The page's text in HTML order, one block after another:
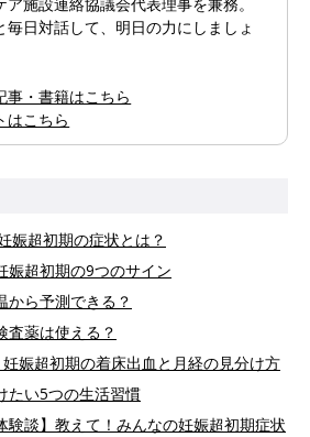
毎日対話して、明日の力にしましょ
事・書籍はこちら
はこちら
超初期の症状とは？
娠超初期の9つのサイン
から予測できる？
査薬は使える？
娠超初期の着床出血と月経の見分け方
たい5つの生活習慣
験談】教えて！みんなの妊娠超初期症状